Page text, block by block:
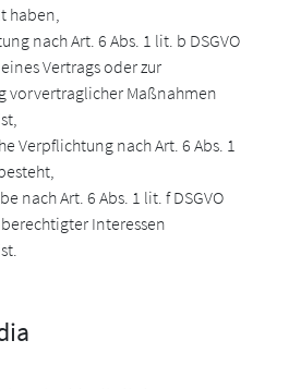
haben,
nach Art. 6 Abs. 1 lit. b DSGVO
Vertrags oder zur
vorvertraglicher Maßnahmen
Verpflichtung nach Art. 6 Abs. 1
nach Art. 6 Abs. 1 lit. f DSGVO
Interessen